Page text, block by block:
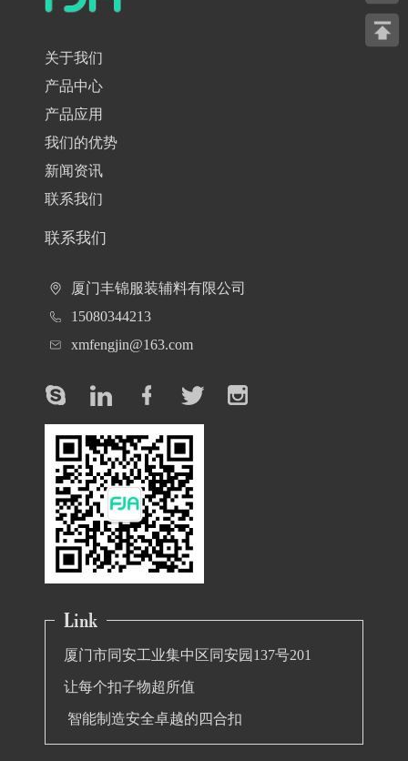
关于我们
产品中心
产品应用
我们的优势
新闻资讯
联系我们
联系我们
厦门丰锦服装辅料有限公司
15080344213
xmfengjin@163.com
厦门市同安工业集中区同安园137号201
让每个扣子物超所值
智能制造安全卓越的四合扣